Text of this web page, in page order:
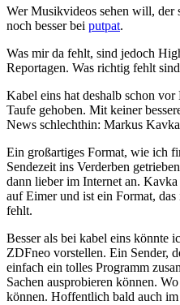
Wer Musikvideos sehen will, der
noch besser bei putpat.
Was mir da fehlt, sind jedoch
Reportagen. Was richtig fehlt
Kabel eins hat deshalb schon vor
Taufe gehoben. Mit keiner
News schlechthin: Markus
Ein großartiges Format, wie ich
Sendezeit ins Verderben
dann lieber im Internet an.
auf Eimer und ist ein Format,
fehlt.
Besser als bei kabel eins könnte
ZDFneo vorstellen. Ein Sender,
einfach ein tolles Programm
Sachen ausprobieren können.
können. Hoffentlich bald auch